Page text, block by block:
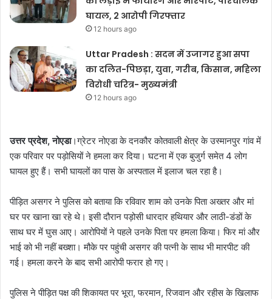
घायल, 2 आरोपी गिरफ्तार
12 hours ago
Uttar Pradesh : सदन में उजागर हुआ सपा
का दलित-पिछड़ा, युवा, गरीब, किसान, महिला
विरोधी चरित्र- मुख्यमंत्री
12 hours ago
उत्तर प्रदेश, नोएडा।ग्रेटर नोएडा के दनकौर कोतवाली क्षेत्र के उस्मानपुर गांव में
एक परिवार पर पड़ोसियों ने हमला कर दिया। घटना में एक बुजुर्ग समेत 4 लोग
घायल हुए हैं। सभी घायलों का पास के अस्पताल में इलाज चल रहा है।
पीड़ित असगर ने पुलिस को बताया कि रविवार शाम को उनके पिता अख्तर और मां
घर पर खाना खा रहे थे। इसी दौरान पड़ोसी धारदार हथियार और लाठी-डंडों के
साथ घर में घुस आए। आरोपियों ने पहले उनके पिता पर हमला किया। फिर मां और
भाई को भी नहीं बख्शा। मौके पर पहुंची असगर की पत्नी के साथ भी मारपीट की
गई। हमला करने के बाद सभी आरोपी फरार हो गए।
पुलिस ने पीड़ित पक्ष की शिकायत पर भूरा, फरमान, रिजवान और रहीस के खिलाफ